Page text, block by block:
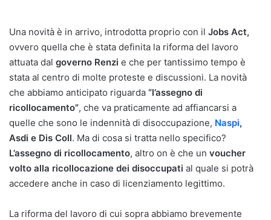
Una novità è in arrivo, introdotta proprio con il Jobs Act,
ovvero quella che è stata definita la riforma del lavoro
attuata dal governo Renzi e che per tantissimo tempo è
stata al centro di molte proteste e discussioni. La novità
che abbiamo anticipato riguarda “l’assegno di
ricollocamento”, che va praticamente ad affiancarsi a
quelle che sono le indennità di disoccupazione, Naspi,
Asdi e Dis Coll. Ma di cosa si tratta nello specifico?
L’assegno di ricollocamento, altro on è che un voucher
volto alla ricollocazione dei disoccupati al quale si potrà
accedere anche in caso di licenziamento legittimo.
La riforma del lavoro di cui sopra abbiamo brevemente